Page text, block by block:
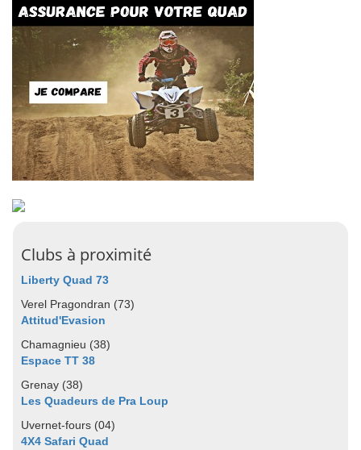
Clubs à proximité
Liberty Quad 73
Verel Pragondran (73)
Attitud'Evasion
Chamagnieu (38)
Espace TT 38
Grenay (38)
Les Quadeurs de Pra Loup
Uvernet-fours (04)
4X4 Safari Quad